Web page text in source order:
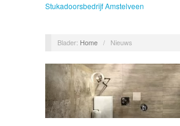
Stukadoorsbedrijf Amstelveen
Blader: Home / Nieuws